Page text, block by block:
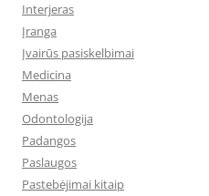
Interjeras
Įranga
Įvairūs pasiskelbimai
Medicina
Menas
Odontologija
Padangos
Paslaugos
Pastebėjimai kitaip